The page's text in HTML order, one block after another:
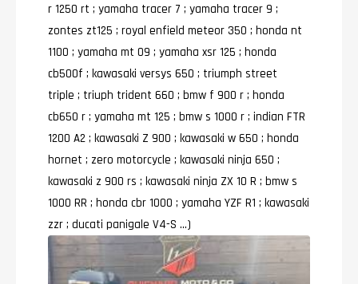
r 1250 rt ; yamaha tracer 7 ; yamaha tracer 9 ;
zontes zt125 ; royal enfield meteor 350 ; honda nt
1100 ; yamaha mt 09 ; yamaha xsr 125 ; honda
cb500f ; kawasaki versys 650 ; triumph street
triple ; triuph trident 660 ; bmw f 900 r ; honda
cb650 r ; yamaha mt 125 ; bmw s 1000 r ; indian FTR
1200 A2 ; kawasaki Z 900 ; kawasaki w 650 ; honda
hornet ; zero motorcycle ; kawasaki ninja 650 ;
kawasaki z 900 rs ; kawasaki ninja ZX 1O R ; bmw s
1000 RR ; honda cbr 1000 ; yamaha YZF R1 ; kawasaki
zzr ; ducati panigale V4-S …)